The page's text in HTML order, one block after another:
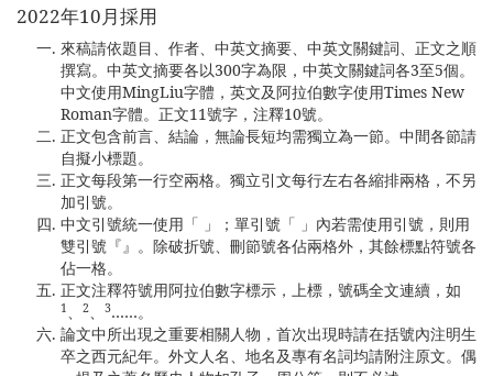
2022年10月採用
來稿請依題目、作者、中英文摘要、中英文關鍵詞、正文之順
撰寫。中英文摘要各以300字為限，中英文關鍵詞各3至5個。
中文使用MingLiu字體，英文及阿拉伯數字使用Times New
Roman字體。正文11號字，注釋10號。
正文包含前言、結論，無論長短均需獨立為一節。中間各節請
自擬小標題。
正文每段第一行空兩格。獨立引文每行左右各縮排兩格，不另
加引號。
中文引號統一使用「 」；單引號「 」內若需使用引號，則用
雙引號『』。除破折號、刪節號各佔兩格外，其餘標點符號各
佔一格。
正文注釋符號用阿拉伯數字標示，上標，號碼全文連續，如
1 、 2、 3……。
論文中所出現之重要相關人物，首次出現時請在括號內注明生
卒之西元紀年。外文人名、地名及專有名詞均請附注原文。偶